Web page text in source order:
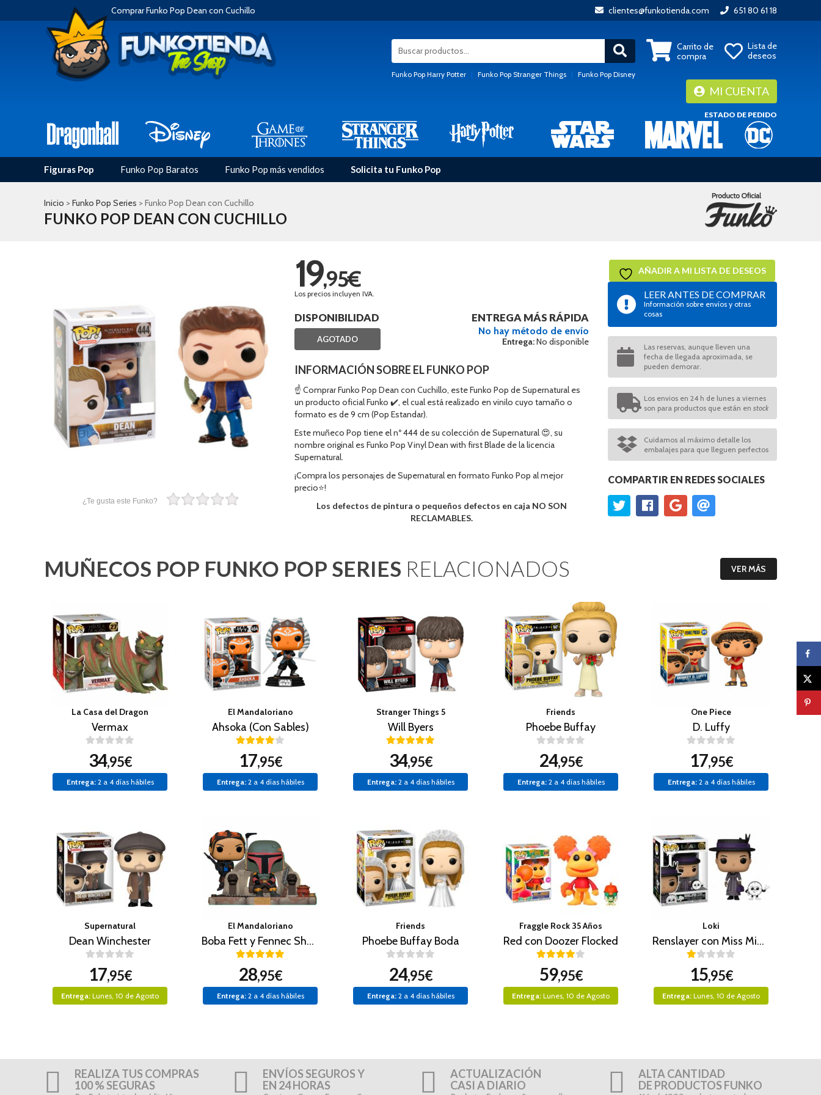
Comprar Funko Pop Dean con Cuchillo clientes@funkotienda.com 651 80 61 18
Funko Pop Harry Potter | Funko Pop Stranger Things | Funko Pop Disney
Carrito de
compra
Lista de
deseos
MI CUENTA
ESTADO DE PEDIDO
Figuras Pop Funko Pop Baratos Funko Pop más vendidos Solicita tu Funko Pop
Inicio > Funko Pop Series > Funko Pop Dean con Cuchillo
FUNKO POP DEAN CON CUCHILLO
¿Te gusta este Funko?
19,95€
Los precios incluyen IVA.
DISPONIBILIDAD
AGOTADO
ENTREGA MÁS RÁPIDA
No hay método de envío
Entrega:No disponible
INFORMACIÓN SOBRE EL FUNKO POP
☝ Comprar Funko Pop Dean con Cuchillo, este Funko Pop de Supernatural es
un producto oficial Funko ✔️, el cual está realizado en vinilo cuyo tamaño o
formato es de 9 cm (Pop Estandar).
Este muñeco Pop tiene el nº 444 de su colección de Supernatural 😍, su
nombre original es Funko Pop Vinyl Dean with first Blade de la licencia
Supernatural.
¡Compra los personajes de Supernatural en formato Funko Pop al mejor
precio⭐!
Los defectos de pintura o pequeños defectos en caja NO SON
RECLAMABLES.
AÑADIR A MI LISTA DE DESEOS
LEER ANTES DE COMPRAR
Información sobre envíos y otras
cosas
Las reservas, aunque lleven una
fecha de llegada aproximada, se
pueden demorar.
Los envios en 24 h de lunes a viernes
son para productos que están en stock
Cuidamos al máximo detalle los
embalajes para que lleguen perfectos
COMPARTIR EN REDES SOCIALES
MUÑECOS POP FUNKO POP SERIES RELACIONADOS VER MÁS
La Casa del Dragon
Vermax
34,95€
Entrega:2 a 4 días hábiles
El Mandaloriano
Ahsoka (Con Sables)
17,95€
Entrega:2 a 4 días hábiles
Stranger Things 5
Will Byers
34,95€
Entrega:2 a 4 días hábiles
Friends
Phoebe Buffay
24,95€
Entrega:2 a 4 días hábiles
One Piece
D. Luffy
17,95€
Entrega:2 a 4 días hábiles
Supernatural
Dean Winchester
17,95€
Entrega: Lunes, 10 de Agosto
El Mandaloriano
Boba Fett y Fennec Shand
28,95€
Entrega:2 a 4 días hábiles
Friends
Phoebe Buffay Boda
24,95€
Entrega:2 a 4 días hábiles
Fraggle Rock 35 Años
Red con Doozer Flocked
59,95€
Entrega: Lunes, 10 de Agosto
Loki
Renslayer con Miss Minutes
15,95€
Entrega: Lunes, 10 de Agosto
REALIZA TUS COMPRAS
100 % SEGURAS
ENVÍOS SEGUROS Y
EN 24 HORAS
ACTUALIZACIÓN
CASI A DIARIO
ALTA CANTIDAD
DE PRODUCTOS FUNKO